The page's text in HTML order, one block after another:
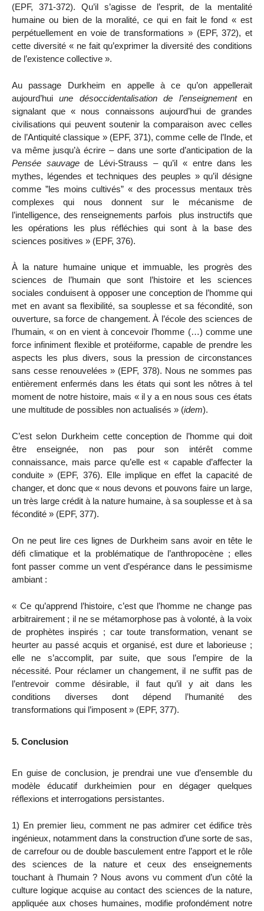
(EPF, 371-372). Qu’il s’agisse de l’esprit, de la mentalité
humaine ou bien de la moralité, ce qui en fait le fond « est
perpétuellement en voie de transformations »(EPF, 372), et
cette diversité « ne fait qu’exprimer la diversité des conditions
de l’existence collective ».
Au passage Durkheim en appelle à ce qu’on appellerait
aujourd’huiune désoccidentalisation de l’enseignementen
signalant que « nous connaissons aujourd’hui de grandes
civilisations qui peuvent soutenir la comparaison avec celles
de l’Antiquité classique » (EPF, 371), comme celle de l’Inde, et
va même jusqu’à écrire – dans une sorte d’anticipation de la
Pensée sauvagede Lévi-Strauss – qu’il « entre dans les
mythes, légendes et techniques des peuples » qu’il désigne
comme ”les moins cultivés” « des processus mentaux très
complexes qui nous donnent sur le mécanisme de
l’intelligence, des renseignements parfois plus instructifs que
les opérations les plus réfléchies qui sont à la base des
sciences positives » (EPF, 376).
À la nature humaine unique et immuable, les progrès des
sciences de l’humain que sont l’histoire et les sciences
sociales conduisent à opposer une conception de l’homme qui
met en avant sa flexibilité, sa souplesse et sa fécondité, son
ouverture, sa force de changement. À l’école des sciences de
l’humain, « on en vient à concevoir l’homme (…) comme une
force infiniment flexible et protéiforme, capable de prendre les
aspects les plus divers, sous la pression de circonstances
sans cesse renouvelées » (EPF, 378). Nous ne sommes pas
entièrement enfermés dans les états qui sont les nôtres à tel
moment de notre histoire, mais « il y a en nous sous ces états
une multitude de possibles non actualisés » (idem).
C’est selon Durkheim cette conception de l’homme qui doit
être enseignée, non pas pour son intérêt comme
connaissance, mais parce qu’elle est « capable d’affecter la
conduite » (EPF, 376). Elle implique en effet la capacité de
changer, et donc que « nous devons et pouvons faire un large,
un très large crédit à la nature humaine, à sa souplesse et à sa
fécondité » (EPF, 377).
On ne peut lire ces lignes de Durkheim sans avoir en tête le
défi climatique et la problématique de l’anthropocène ; elles
font passer comme un vent d’espérance dans le pessimisme
ambiant :
« Ce qu’apprend l’histoire, c’est que l’homme ne change pas
arbitrairement ; il ne se métamorphose pas à volonté, à la voix
de prophètes inspirés ; car toute transformation, venant se
heurter au passé acquis et organisé, est dure et laborieuse ;
elle ne s’accomplit, par suite, que sous l’empire de la
nécessité. Pour réclamer un changement, il ne suffit pas de
l’entrevoir comme désirable, il faut qu’il y ait dans les
conditions diverses dont dépend l’humanité des
transformations qui l’imposent » (EPF, 377).
5. Conclusion
En guise de conclusion, je prendrai une vue d’ensemble du
modèle éducatif durkheimien pour en dégager quelques
réflexions et interrogations persistantes.
1) En premier lieu, comment ne pas admirer cet édifice très
ingénieux, notamment dans la construction d’une sorte de sas,
de carrefour ou de double basculement entre l’apport et le rôle
des sciences de la nature et ceux des enseignements
touchant à l’humain ? Nous avons vu comment d’un côté la
culture logique acquise au contact des sciences de la nature,
appliquée aux choses humaines, modifie profondément notre